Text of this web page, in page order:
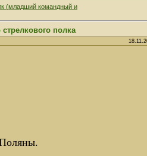
(младший командный и
полка